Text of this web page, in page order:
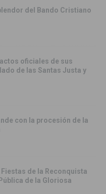
del Bando Cristiano
oficiales de sus
de las Santas Justa y
con la procesión de la
de la Reconquista
de la Gloriosa